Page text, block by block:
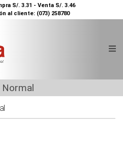
S/. 3.31 - Venta S/. 3.46
al cliente: (073) 258780
Normal